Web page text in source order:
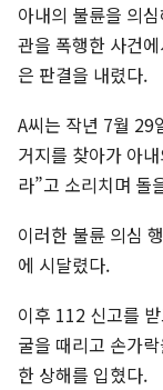
아내의 불륜을 의
관을 폭행한 사건
은 판결을 내렸다.
A씨는 작년 7월 29
거지를 찾아가 아
라”고 소리치며 돌
이러한 불륜 의심
에 시달렸다.
이후 112 신고를
굴을 때리고 손가
한 상해를 입혔다.